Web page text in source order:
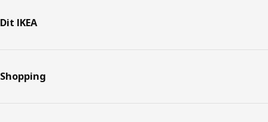
Dit IKEA
Shopping